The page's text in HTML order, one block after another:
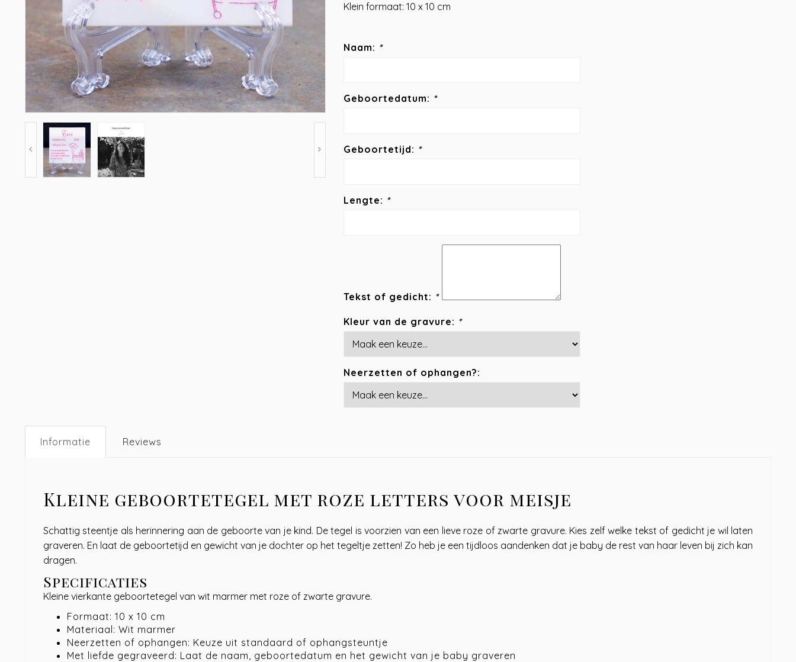
Klein formaat: 10 x 10 cm
Naam: *
Geboortedatum: *
Geboortetijd: *
Lengte: *
Tekst of gedicht: *
Kleur van de gravure: *
Neerzetten of ophangen?:
Informatie Reviews
Kleine geboortetegel met roze letters voor meisje
Schattig steentje als herinnering aan de geboorte van je kind. De tegel is voorzien van een lieve roze of zwarte gravure. Kies zelf welke tekst of gedicht je wil laten
graveren. En laat de geboortetijd en gewicht van je dochter op het tegeltje zetten! Zo heb je een tijdloos aandenken dat je baby de rest van haar leven bij zich kan
dragen.
Specificaties
Kleine vierkante geboortetegel van wit marmer met roze of zwarte gravure.
Formaat: 10 x 10 cm
Materiaal: Wit marmer
Neerzetten of ophangen: Keuze uit standaard of ophangsteuntje
Met liefde gegraveerd: Laat de naam, geboortedatum en het gewicht van je baby graveren